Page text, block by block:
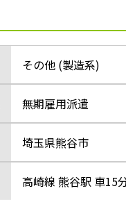
その他 (製造系)
無期雇用派遣
埼玉県熊谷市
高崎線 熊谷駅 車15